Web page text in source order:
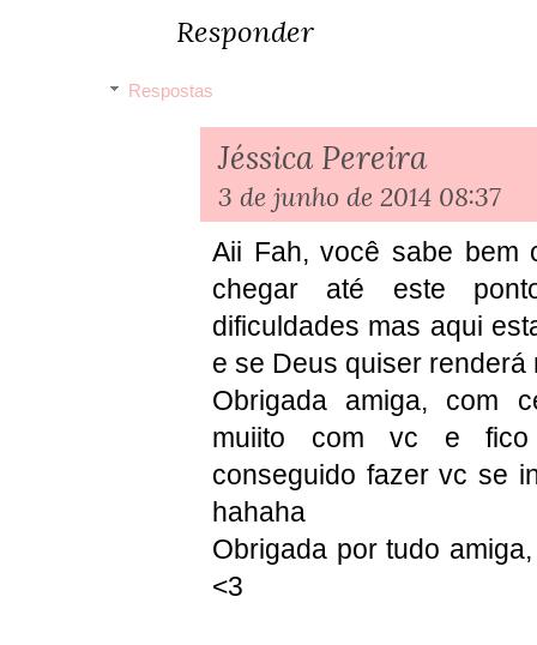
Responder
Respostas
Jéssica Pereira
3 de junho de 2014 08:37
Aii Fah, você sabe bem
chegar até este
dificuldades mas aqui
e se Deus quiser renderá
Obrigada amiga, com
muiito com vc e
conseguido fazer vc se
hahaha
Obrigada por tudo
<3